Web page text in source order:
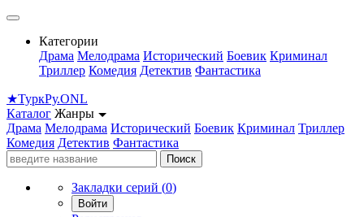
Категории
Драма Мелодрама Исторический Боевик Криминал
Триллер Комедия Детектив Фантастика
★ТуркРу.ONL
Каталог Жанры
Драма Мелодрама Исторический Боевик Криминал Триллер
Комедия Детектив Фантастика
Поиск
Закладки серий (0)
Войти